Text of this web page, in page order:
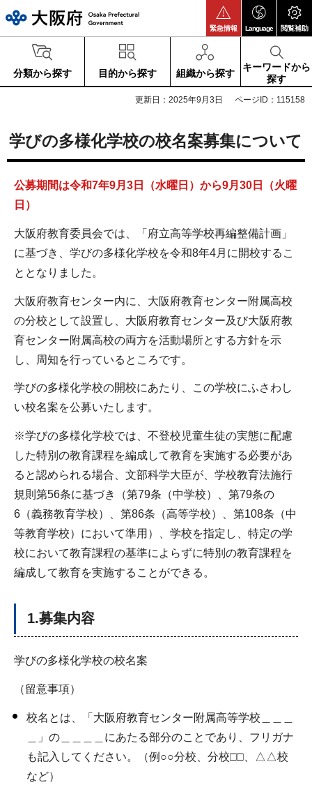
緊急情報 Language 閲覧補助
分類から探す 目的から探す 組織から探す
キーワードから
探す
更新日：2025年9月3日 ページID：115158
学びの多様化学校の校名案募集について
公募期間は令和7年9月3 日（水曜日）から9月30 日（火曜
日）
大阪府教育委員会では、「府立高等学校再編整備計画」
に基づき、学びの多様化学校を令和8年4月に開校するこ
ととなりました。
大阪府教育センター内に、大阪府教育センター附属高校
の分校として設置し、大阪府教育センター及び大阪府教
育センター附属高校の両方を活動場所とする方針を示
し、周知を行っているところです。
学びの多様化学校の開校にあたり、この学校にふさわし
い校名案を公募いたします。
※学びの多様化学校では、不登校児童生徒の実態に配慮
した特別の教育課程を編成して教育を実施する必要があ
ると認められる場合、文部科学大臣が、学校教育法施行
規則第56条に基づき（第79条（中学校）、第79条の
6（義務教育学校）、第86条（高等学校）、第108条（中
等教育学校）において準用）、学校を指定し、特定の学
校において教育課程の基準によらずに特別の教育課程を
編成して教育を実施することができる。
1.募集内容
学びの多様化学校の校名案
（留意事項）
校名とは、「大阪府教育センター附属高等学校＿＿＿
＿」の＿＿＿＿にあたる部分のことであり、フリガナ
も記入してください。（例○○分校、分校□□、△△校
など）